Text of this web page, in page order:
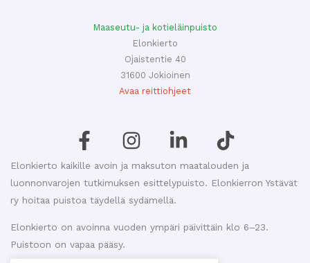
Maaseutu- ja kotieläinpuisto
Elonkierto
Ojaistentie 40
31600 Jokioinen
Avaa reittiohjeet
Elonkierto kaikille avoin ja maksuton maatalouden ja
luonnonvarojen tutkimuksen esittelypuisto. Elonkierron Ystävät
ry hoitaa puistoa täydellä sydämellä.
Elonkierto on avoinna vuoden ympäri päivittäin klo 6–23.
Puistoon on vapaa pääsy.